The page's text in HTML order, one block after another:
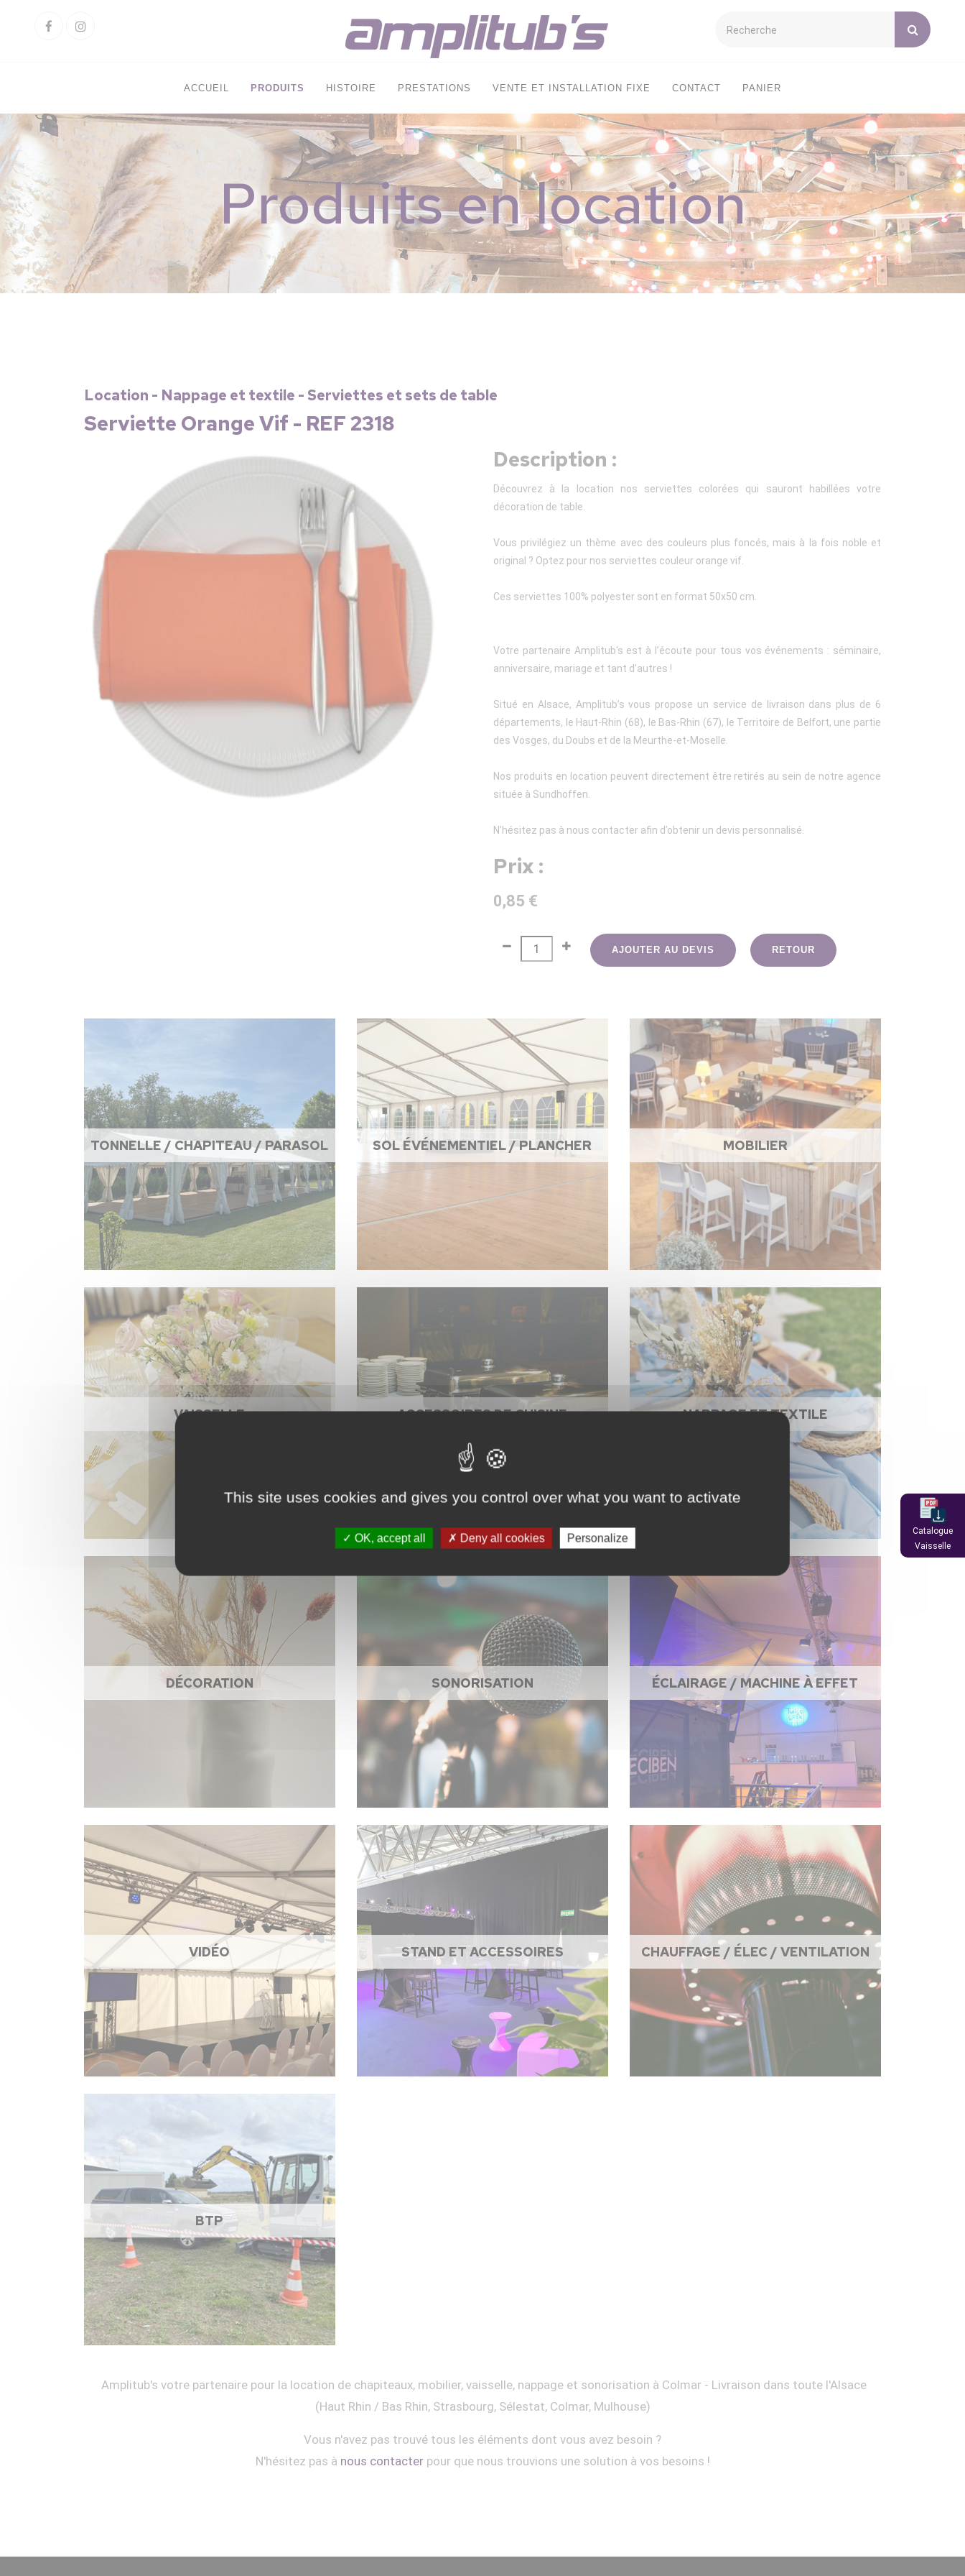
FacebookInstagram
ACCUEIL PRODUITS HISTOIRE PRESTATIONS VENTE ET INSTALLATION FIXE CONTACT PANIER
Produits en location
Location - Nappage et textile - Serviettes et sets de table
Serviette Orange Vif - REF 2318
Description :
Découvrez à la location nos serviettes colorées qui sauront habillées votre
décoration de table.
Vous privilégiez un thème avec des couleurs plus foncés, mais à la fois noble et
original ? Optez pour nos serviettes couleur orange vif.
Ces serviettes 100% polyester sont en format 50x50 cm.
Votre partenaire Amplitub's est à l’écoute pour tous vos événements : séminaire,
anniversaire, mariage et tant d’autres !
Situé en Alsace, Amplitub’s vous propose un service de livraison dans plus de 6
départements, le Haut-Rhin (68), le Bas-Rhin (67), le Territoire de Belfort, une partie
des Vosges, du Doubs et de la Meurthe-et-Moselle.
Nos produits en location peuvent directement être retirés au sein de notre agence
située à Sundhoffen.
N’hésitez pas à nous contacter afin d’obtenir un devis personnalisé.
Prix :
0,85 €
AJOUTER AU DEVIS RETOUR
TONNELLE / CHAPITEAU / PARASOL SOL ÉVÉNEMENTIEL / PLANCHER MOBILIER
VAISSELLE ACCESSOIRES DE CUISINE NAPPAGE ET TEXTILE
DÉCORATION SONORISATION ÉCLAIRAGE / MACHINE À EFFET
VIDÉO STAND ET ACCESSOIRES CHAUFFAGE / ÉLEC / VENTILATION
BTP
Amplitub's votre partenaire pour la location de chapiteaux, mobilier, vaisselle, nappage et sonorisation à Colmar - Livraison dans toute l'Alsace
(Haut Rhin / Bas Rhin, Strasbourg, Sélestat, Colmar, Mulhouse)
Vous n'avez pas trouvé tous les éléments dont vous avez besoin ?
N'hésitez pas à nous contacterpour que nous trouvions une solution à vos besoins !
Catalogue
Vaisselle
This site uses cookies and gives you control over what you want to activate
OK, accept all Deny all cookies Personalize